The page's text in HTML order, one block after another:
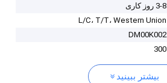
3-8 روز کاری
L/C، T/T، Western Union
DM00K002
300
بیشتر ببینید